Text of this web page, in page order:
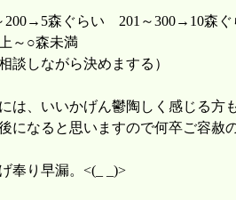
森ぐらい 201～300→10森ぐ
～○森未満
談しながら決めまする）
は、いいかげん鬱陶しく感じる方
になると思いますので何卒ご容赦
奉り早漏。<(_ _)>